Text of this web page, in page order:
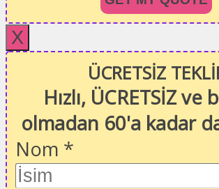
X
ÜCRETSİZ
Hızlı, ÜCRETSİZ ve
olmadan 60'a kadar
Nom *